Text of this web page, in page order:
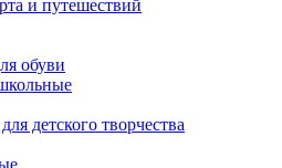
и путешествий
обуви
детского творчества